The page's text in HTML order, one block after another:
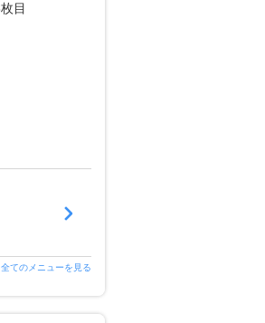
全てのメニューを見る